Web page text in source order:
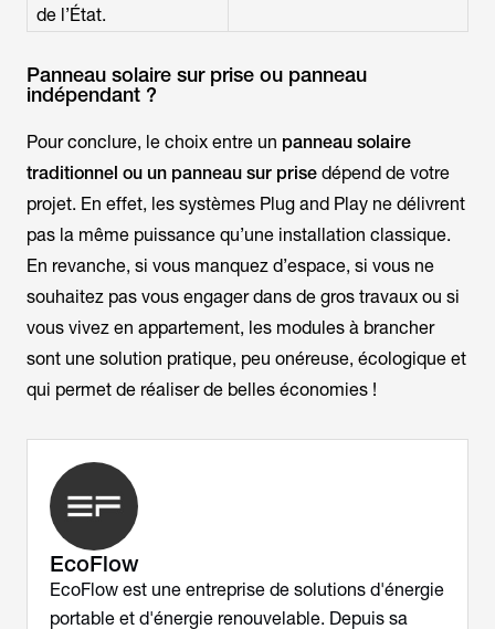
de l’État.
Panneau solaire sur prise ou panneau
indépendant ?
Pour conclure, le choix entre un panneau solaire
traditionnel ou un panneau sur prise dépend de votre
projet. En effet, les systèmes Plug and Play ne délivrent
pas la même puissance qu’une installation classique.
En revanche, si vous manquez d’espace, si vous ne
souhaitez pas vous engager dans de gros travaux ou si
vous vivez en appartement, les modules à brancher
sont une solution pratique, peu onéreuse, écologique et
qui permet de réaliser de belles économies !
EcoFlow
EcoFlow est une entreprise de solutions d'énergie
portable et d'énergie renouvelable. Depuis sa